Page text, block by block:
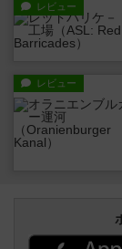
レビュー
レビュー